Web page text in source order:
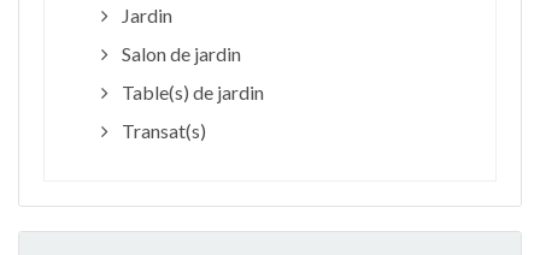
Jardin
Salon de jardin
Table(s) de jardin
Transat(s)